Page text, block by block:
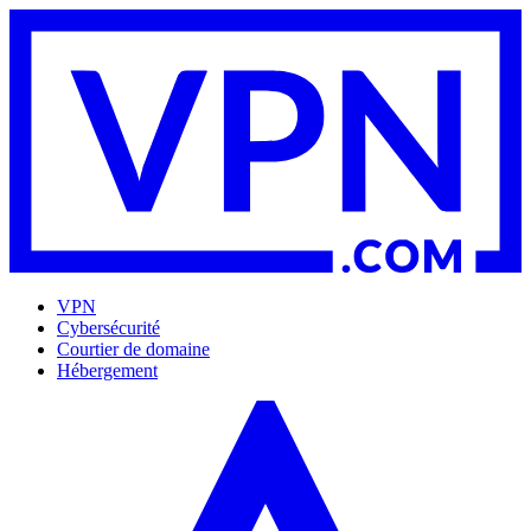
VPN
Cybersécurité
Courtier de domaine
Hébergement